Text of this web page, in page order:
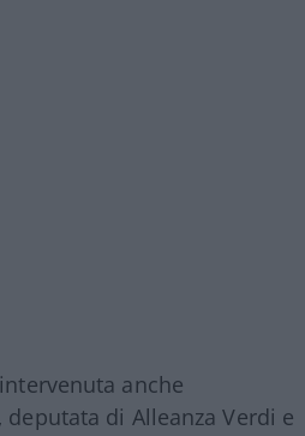
anche
deputata di Alleanza Verdi e